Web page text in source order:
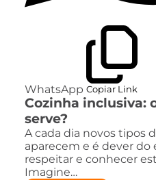
WhatsApp Copiar Link
Cozinha inclusiva:
serve?
A cada dia novos tipos
aparecem e é dever do
respeitar e conhecer
Imagine…